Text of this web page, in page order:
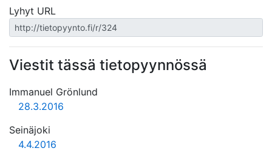
Lyhyt URL
Viestit tässä tietopyynnössä
Immanuel Grönlund
28.3.2016
Seinäjoki
4.4.2016